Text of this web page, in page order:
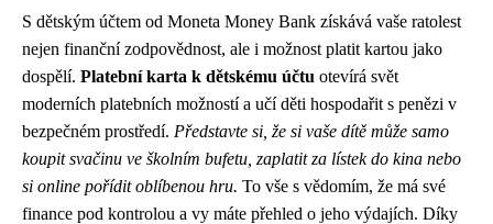
S dětským účtem od Moneta Money Bank získává vaše ratolest
nejen finanční zodpovědnost, ale i možnost platit kartou jako
dospělí. Platební karta k dětskému účtu otevírá svět
moderních platebních možností a učí děti hospodařit s penězi v
bezpečném prostředí. Představte si, že si vaše dítě může samo
koupit svačinu ve školním bufetu, zaplatit za lístek do kina nebo
si online pořídit oblíbenou hru. To vše s vědomím, že má své
finance pod kontrolou a vy máte přehled o jeho výdajích. Díky